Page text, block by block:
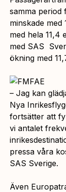
samma period
minskade
med hela 11,4
med SAS
ökning med
– Jag kan
Nya
fortsätter att
vi antalet
pressa våra
SAS Sverige.
Även